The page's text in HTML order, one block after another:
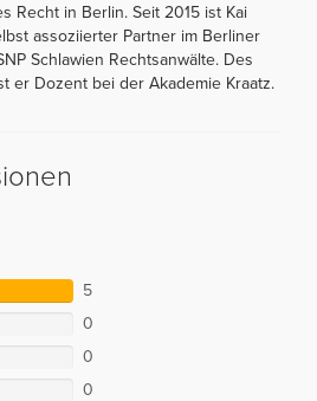
Recht in Berlin. Seit 2015 ist Kai
assoziierter Partner im Berliner
Schlawien Rechtsanwälte. Des
er Dozent bei der Akademie Kraatz.
5
0
0
0